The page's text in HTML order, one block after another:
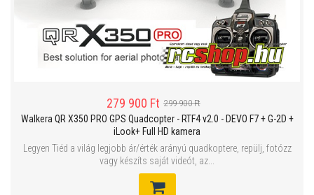
279 900 Ft 299 900 Ft
Walkera QR X350 PRO GPS Quadcopter - RTF4 v2.0 - DEVO F7 + G-2D +
iLook+ Full HD kamera
Legyen Tiéd a világ legjobb ár/érték arányú quadkoptere, repülj, fotózz
vagy készíts saját videót, az...